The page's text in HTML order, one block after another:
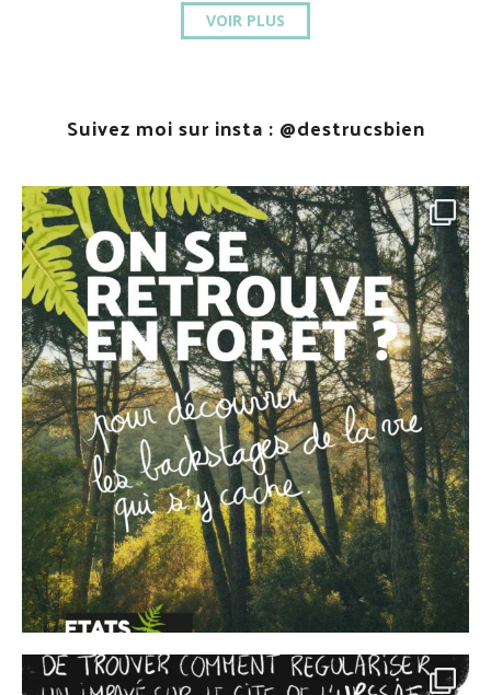
VOIR PLUS
Suivez moi sur insta : @destrucsbien